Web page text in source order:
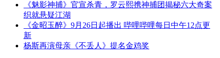
《魅影神捕》官宣杀青，罗云熙携神捕团揭秘六大奇案
织就悬疑江湖
《金昭玉醉》9月26日起播出 哔哩哔哩每日中午12点更
新
杨斯再演母亲《不丢人》提名金鸡奖